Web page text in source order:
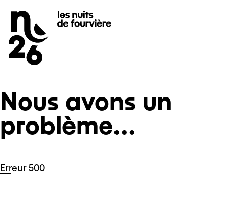
Se rendre au
Contenu principal
Pied de page
Nous avons un
problème...
Erreur 500